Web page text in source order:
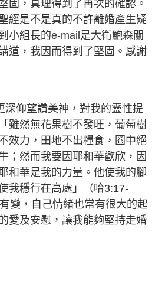
固，真理得到了再次的確認。
經是不是真的不許離婚產生疑
小組長的e-mail是大衛鮑森關
道，我因而得到了堅固。感謝
仰望讚美神，對我的靈性提
雖然無花果樹不發旺，葡萄樹
效力，田地不出糧食，圈中絕
；然而我要因耶和華歡欣，因
和華是我的力量。他使我的腳
我穩行在高處」（哈3:17-
變，自己情緒也常有很大的起
愛及安慰，讓我能夠堅持走婚